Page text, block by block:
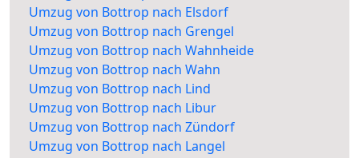
Umzug von Bottrop nach Elsdorf
Umzug von Bottrop nach Grengel
Umzug von Bottrop nach Wahnheide
Umzug von Bottrop nach Wahn
Umzug von Bottrop nach Lind
Umzug von Bottrop nach Libur
Umzug von Bottrop nach Zündorf
Umzug von Bottrop nach Langel